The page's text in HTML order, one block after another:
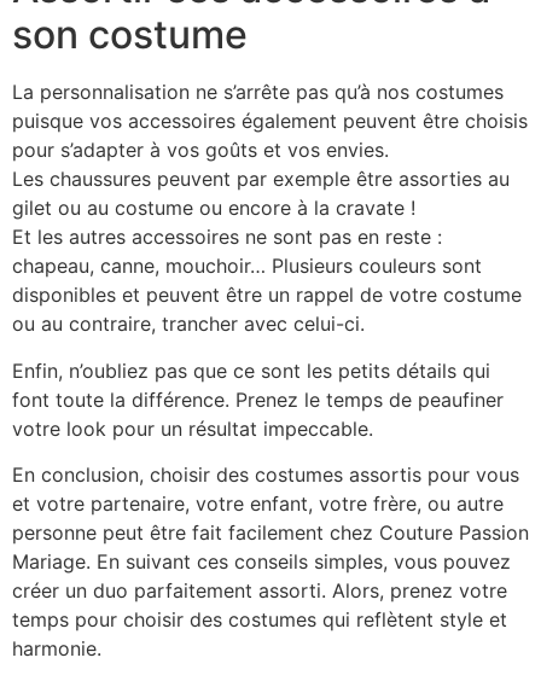
son costume
La personnalisation ne s’arrête pas qu’à nos costumes
puisque vos accessoires également peuvent être choisis
pour s’adapter à vos goûts et vos envies.
Les chaussures peuvent par exemple être assorties au
gilet ou au costume ou encore à la cravate !
Et les autres accessoires ne sont pas en reste :
chapeau, canne, mouchoir… Plusieurs couleurs sont
disponibles et peuvent être un rappel de votre costume
ou au contraire, trancher avec celui-ci.
Enfin, n’oubliez pas que ce sont les petits détails qui
font toute la différence. Prenez le temps de peaufiner
votre look pour un résultat impeccable.
En conclusion, choisir des costumes assortis pour vous
et votre partenaire, votre enfant, votre frère, ou autre
personne peut être fait facilement chez Couture Passion
Mariage. En suivant ces conseils simples, vous pouvez
créer un duo parfaitement assorti. Alors, prenez votre
temps pour choisir des costumes qui reflètent style et
harmonie.